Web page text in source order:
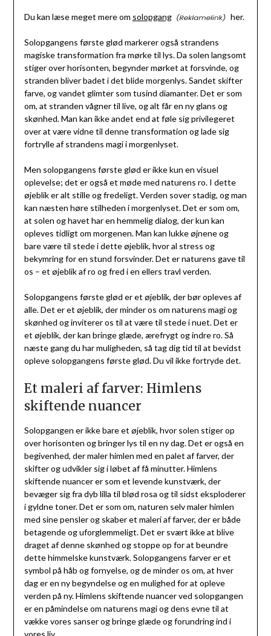
Du kan læse meget mere om solopgang her.
Solopgangens første glød markerer også strandens
magiske transformation fra mørke til lys. Da solen langsomt
stiger over horisonten, begynder mørket at forsvinde, og
stranden bliver badet i det blide morgenlys. Sandet skifter
farve, og vandet glimter som tusind diamanter. Det er som
om, at stranden vågner til live, og alt får en ny glans og
skønhed. Man kan ikke andet end at føle sig privilegeret
over at være vidne til denne transformation og lade sig
fortrylle af strandens magi i morgenlyset.
Men solopgangens første glød er ikke kun en visuel
oplevelse; det er også et møde med naturens ro. I dette
øjeblik er alt stille og fredeligt. Verden sover stadig, og man
kan næsten høre stilheden i morgenlyset. Det er som om,
at solen og havet har en hemmelig dialog, der kun kan
opleves tidligt om morgenen. Man kan lukke øjnene og
bare være til stede i dette øjeblik, hvor al stress og
bekymring for en stund forsvinder. Det er naturens gave til
os – et øjeblik af ro og fred i en ellers travl verden.
Solopgangens første glød er et øjeblik, der bør opleves af
alle. Det er et øjeblik, der minder os om naturens magi og
skønhed og inviterer os til at være til stede i nuet. Det er
et øjeblik, der kan bringe glæde, ærefrygt og indre ro. Så
næste gang du har muligheden, så tag dig tid til at bevidst
opleve solopgangens første glød. Du vil ikke fortryde det.
Et maleri af farver: Himlens
skiftende nuancer
Solopgangen er ikke bare et øjeblik, hvor solen stiger op
over horisonten og bringer lys til en ny dag. Det er også en
begivenhed, der maler himlen med en palet af farver, der
skifter og udvikler sig i løbet af få minutter. Himlens
skiftende nuancer er som et levende kunstværk, der
bevæger sig fra dyb lilla til blød rosa og til sidst eksploderer
i gyldne toner. Det er som om, naturen selv maler himlen
med sine pensler og skaber et maleri af farver, der er både
betagende og uforglemmeligt. Det er svært ikke at blive
draget af denne skønhed og stoppe op for at beundre
dette himmelske kunstværk. Solopgangens farver er et
symbol på håb og fornyelse, og de minder os om, at hver
dag er en ny begyndelse og en mulighed for at opleve
verden på ny. Himlens skiftende nuancer ved solopgangen
er en påmindelse om naturens magi og dens evne til at
vække vores sanser og bringe glæde og forundring ind i